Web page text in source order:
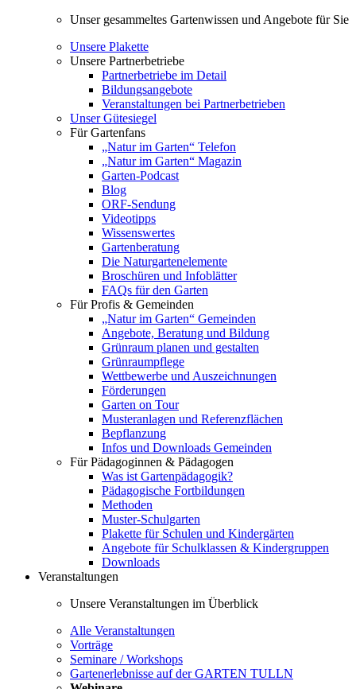
Unser gesammeltes Gartenwissen und Angebote für Sie
Unsere Plakette
Unsere Partnerbetriebe
Partnerbetriebe im Detail
Bildungsangebote
Veranstaltungen bei Partnerbetrieben
Unser Gütesiegel
Für Gartenfans
„Natur im Garten“ Telefon
„Natur im Garten“ Magazin
Garten-Podcast
Blog
ORF-Sendung
Videotipps
Wissenswertes
Gartenberatung
Die Naturgartenelemente
Broschüren und Infoblätter
FAQs für den Garten
Für Profis & Gemeinden
„Natur im Garten“ Gemeinden
Angebote, Beratung und Bildung
Grünraum planen und gestalten
Grünraumpflege
Wettbewerbe und Auszeichnungen
Förderungen
Garten on Tour
Musteranlagen und Referenzflächen
Bepflanzung
Infos und Downloads Gemeinden
Für Pädagoginnen & Pädagogen
Was ist Gartenpädagogik?
Pädagogische Fortbildungen
Methoden
Muster-Schulgarten
Plakette für Schulen und Kindergärten
Angebote für Schulklassen & Kindergruppen
Downloads
Veranstaltungen
Unsere Veranstaltungen im Überblick
Alle Veranstaltungen
Vorträge
Seminare / Workshops
Gartenerlebnisse auf der GARTEN TULLN